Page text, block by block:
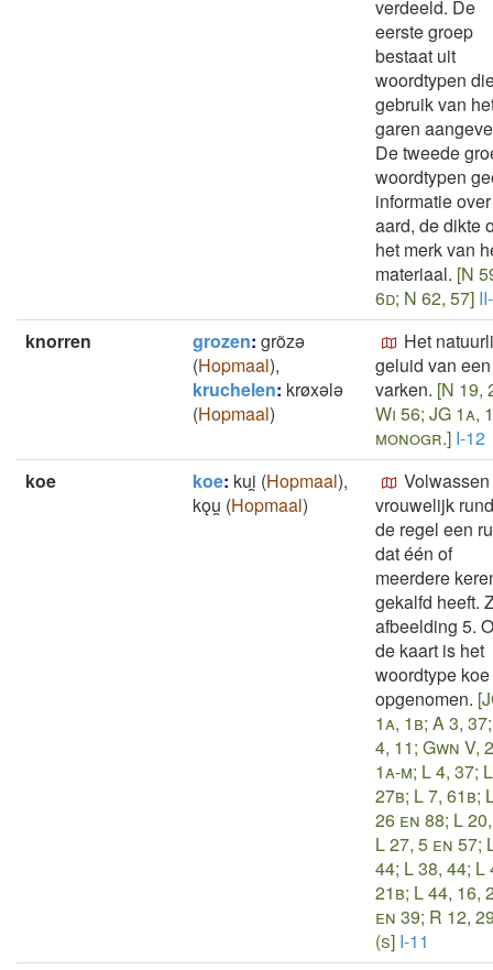
verdeeld. De
eerste groep
bestaat uit
woordtypen
gebruik van
garen
De tweede
woordtypen
informatie
aard, de dikte
het merk van
materiaal. [N
6d; N 62, 57]
knorren
grozen: grõzǝ
(Hopmaal),
kruchelen: krøxǝlǝ
(Hopmaal)
Het
geluid van een
varken. [N 19,
Wi 56; JG 1a,
monogr.] I-12
koe
koe: kui̯ (Hopmaal),
kǫu̯ (Hopmaal)
Volwassen
vrouwelijk
de regel een
dat één of
meerdere
gekalfd heeft.
afbeelding 5.
de kaart is het
woordtype
opgenomen.
1a, 1b; A 3,
4, 11; Gwn V,
1a-m; L 4, 37;
27b; L 7, 61b;
26 en 88; L
L 27, 5 en 57;
44; L 38, 44; L
21b; L 44, 16,
en 39; R 12,
(s] I-11